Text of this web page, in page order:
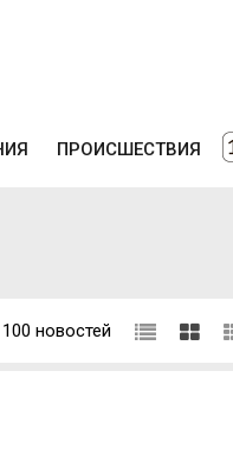
ПРОИСШЕСТВИЯ
новостей